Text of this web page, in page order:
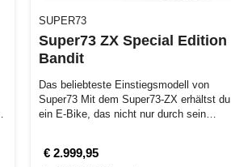
SUPER73
Super73 ZX Special Edition
Bandit
Das beliebteste Einstiegsmodell von
Super73 Mit dem Super73-ZX erhältst du
ein E-Bike, das nicht nur durch sein
€ 2.999,95